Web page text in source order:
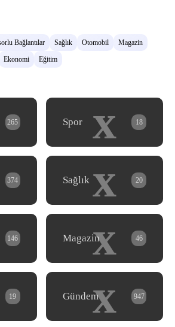
Bağlantılar Sağlık Otomobil
Magazin
Ekonomi Eğitim
265 x
Spor 18
374 x
Sağlık 20
146 x
Magazin 46
19 x
Gündem 947